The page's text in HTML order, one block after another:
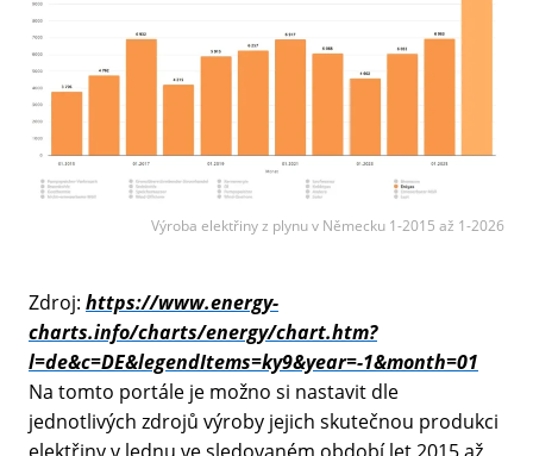
Výroba elektřiny z plynu v Německu 1-2015 až 1-2026
Zdroj: https://www.energy-
charts.info/charts/energy/chart.htm?
l=de&c=DE&legendItems=ky9&year=-1&month=01
Na tomto portále je možno si nastavit dle
jednotlivých zdrojů výroby jejich skutečnou produkci